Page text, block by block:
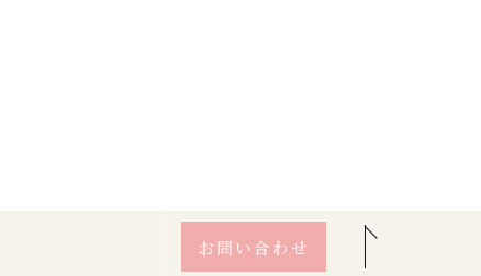
お問い合わせ